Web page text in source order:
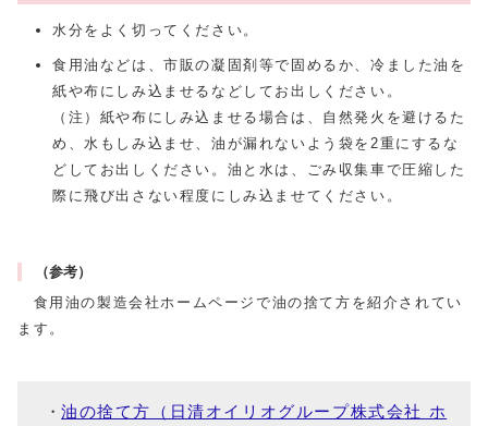
水分をよく切ってください。
食用油などは、市販の凝固剤等で固めるか、冷ました油を
紙や布にしみ込ませるなどしてお出しください。
（注）紙や布にしみ込ませる場合は、自然発火を避けるた
め、水もしみ込ませ、油が漏れないよう袋を2重にするな
どしてお出しください。油と水は、ごみ収集車で圧縮した
際に飛び出さない程度にしみ込ませてください。
（参考）
食用油の製造会社ホームページで油の捨て方を紹介されてい
ます。
油の捨て方（日清オイリオグループ株式会社 ホ